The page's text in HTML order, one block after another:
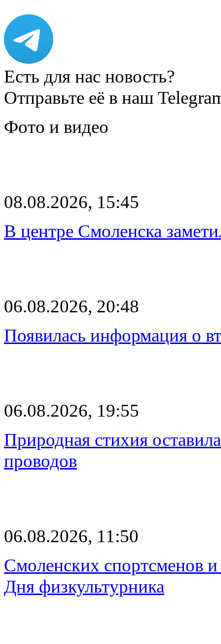
Есть для нас новость?
Отправьте её в наш
Фото и видео
08.08.2026, 15:45
В центре Смоленска
06.08.2026, 20:48
Появилась информация о
06.08.2026, 19:55
Природная стихия
проводов
06.08.2026, 11:50
Смоленских спортсменов
Дня физкультурника